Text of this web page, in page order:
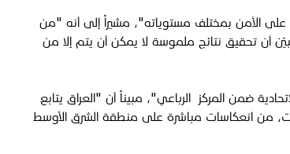
على الأمن بمختلف مستوياته"، مشيراً إلى أنه "من
أن تحقيق نتائج ملموسة لا يمكن أن يتم إلا من
ضمن المركز الرباعي"، مبيناً أن "العراق يتابع
من انعكاسات مباشرة على منطقة الشرق الأوسط